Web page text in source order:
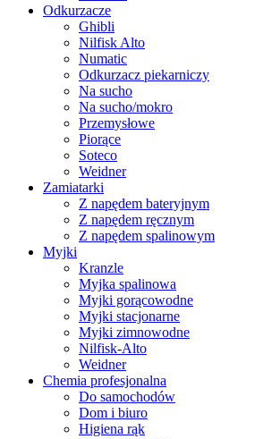
Odkurzacze
Ghibli
Nilfisk Alto
Numatic
Odkurzacz piekarniczy
Na sucho
Na sucho/mokro
Przemysłowe
Piorące
Soteco
Weidner
Zamiatarki
Z napędem bateryjnym
Z napędem ręcznym
Z napędem spalinowym
Myjki
Kranzle
Myjka spalinowa
Myjki gorącowodne
Myjki stacjonarne
Myjki zimnowodne
Nilfisk-Alto
Weidner
Chemia profesjonalna
Do samochodów
Dom i biuro
Higiena rąk